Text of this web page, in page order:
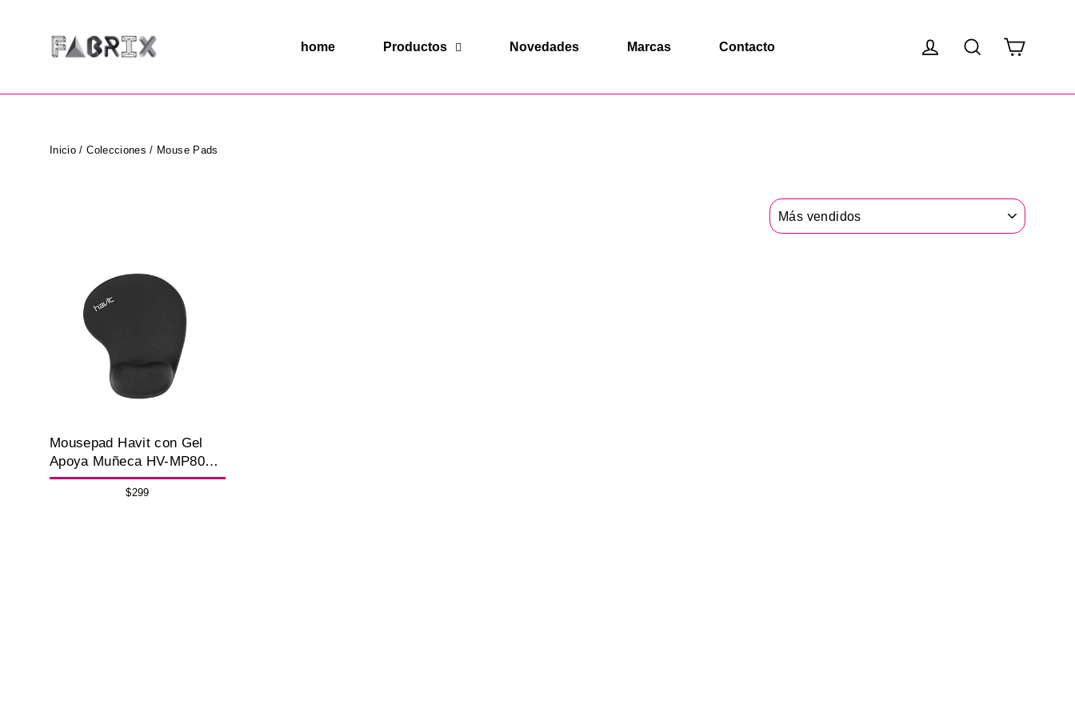
home Productos Novedades Marcas Contacto Ingresar BuscarCarrito
Inicio / Colecciones / Mouse Pads
Mousepad Havit con Gel
Apoya Muñeca HV-MP802 –
Alfombrilla Ergonómica
$299